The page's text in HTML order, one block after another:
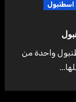
اسطنبول